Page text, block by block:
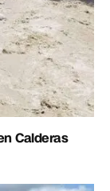
Calderas